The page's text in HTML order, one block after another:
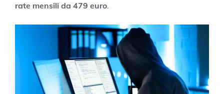
rate mensili da 479 euro.